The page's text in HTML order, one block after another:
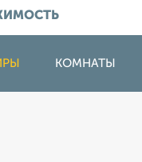
КОМНАТЫ